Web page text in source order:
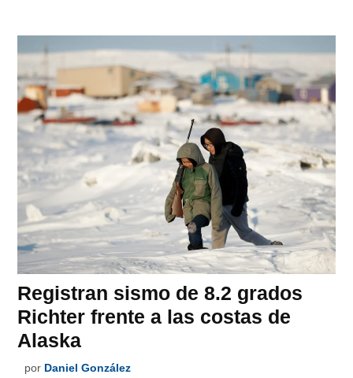
Registran sismo de 8.2 grados
Richter frente a las costas de
Alaska
por Daniel González